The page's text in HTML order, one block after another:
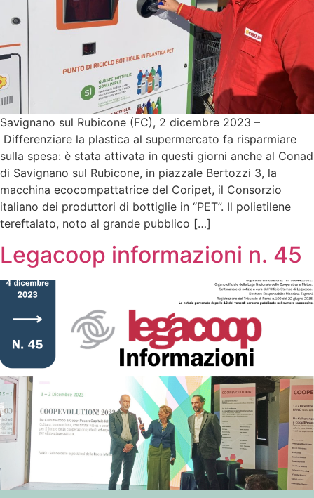
Savignano sul Rubicone (FC), 2 dicembre 2023 –
Differenziare la plastica al supermercato fa risparmiare
sulla spesa: è stata attivata in questi giorni anche al Conad
di Savignano sul Rubicone, in piazzale Bertozzi 3, la
macchina ecocompattatrice del Coripet, il Consorzio
italiano dei produttori di bottiglie in “PET”. Il polietilene
tereftalato, noto al grande pubblico […]
Legacoop informazioni n. 45